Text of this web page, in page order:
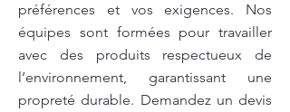
préférences et vos exigences. Nos
équipes sont formées pour travailler
avec des produits respectueux de
l’environnement, garantissant une
propreté durable. Demandez un devis